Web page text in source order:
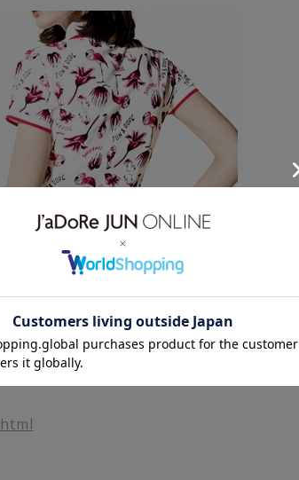
トや、トロピカルフラミンゴプリントを
で公開。ぜひご覧ください！